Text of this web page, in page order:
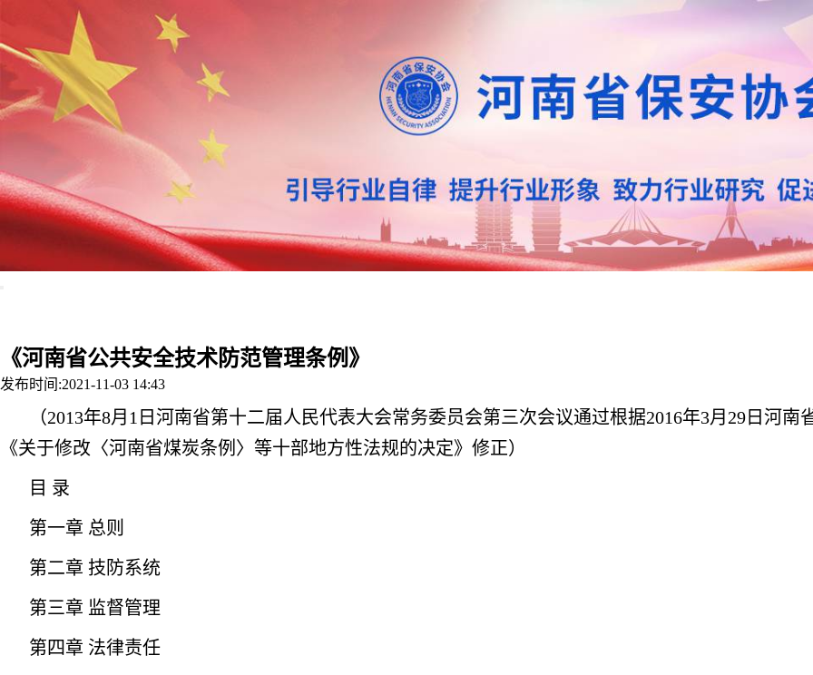
《河南省公共安全技术防范管理条例》
发布时间:2021-11-03 14:43
（2013年8月1日河南省第十二届人民代表大会常务委员会第三次会议通过根据2016年3月29日河
《关于修改〈河南省煤炭条例〉等十部地方性法规的决定》修正）
目 录
第一章 总则
第二章 技防系统
第三章 监督管理
第四章 法律责任